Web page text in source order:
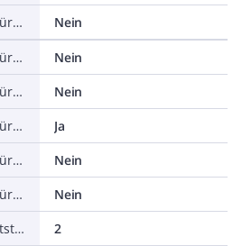
Unterstützt Protokoll für AS-Interface Safety at Work
Nein
Unterstützt Protokoll für DeviceNet Safety
Nein
Unterstützt Protokoll für INTERBUS-Safety
Nein
Unterstützt Protokoll für PROFIsafe
Ja
Unterstützt Protokoll für SafetyBUS p
Nein
Unterstützt Protokoll für sonstige Bussysteme
Nein
Anzahl der HW-Schnittstellen Industrial Ethernet
2